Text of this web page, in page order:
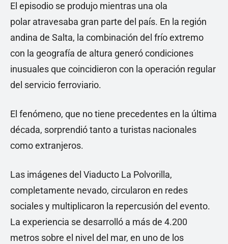
El episodio se produjo mientras una ola
polar atravesaba gran parte del país. En la región
andina de Salta, la combinación del frío extremo
con la geografía de altura generó condiciones
inusuales que coincidieron con la operación regular
del servicio ferroviario.
El fenómeno, que no tiene precedentes en la última
década, sorprendió tanto a turistas nacionales
como extranjeros.
Las imágenes del Viaducto La Polvorilla,
completamente nevado, circularon en redes
sociales y multiplicaron la repercusión del evento.
La experiencia se desarrolló a más de 4.200
metros sobre el nivel del mar, en uno de los